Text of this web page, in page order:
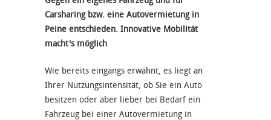
Carsharing bzw. eine Autovermietung in
Peine entschieden. Innovative Mobilität
macht's möglich
Wie bereits eingangs erwähnt, es liegt an
Ihrer Nutzungsintensität, ob Sie ein Auto
besitzen oder aber lieber bei Bedarf ein
Fahrzeug bei einer Autovermietung in